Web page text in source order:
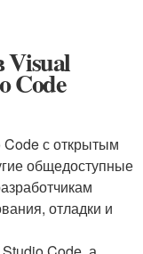
Visual
Code
с открытым
общедоступные
отладки и